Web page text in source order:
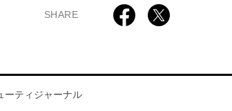
SHARE
ーティジャーナル